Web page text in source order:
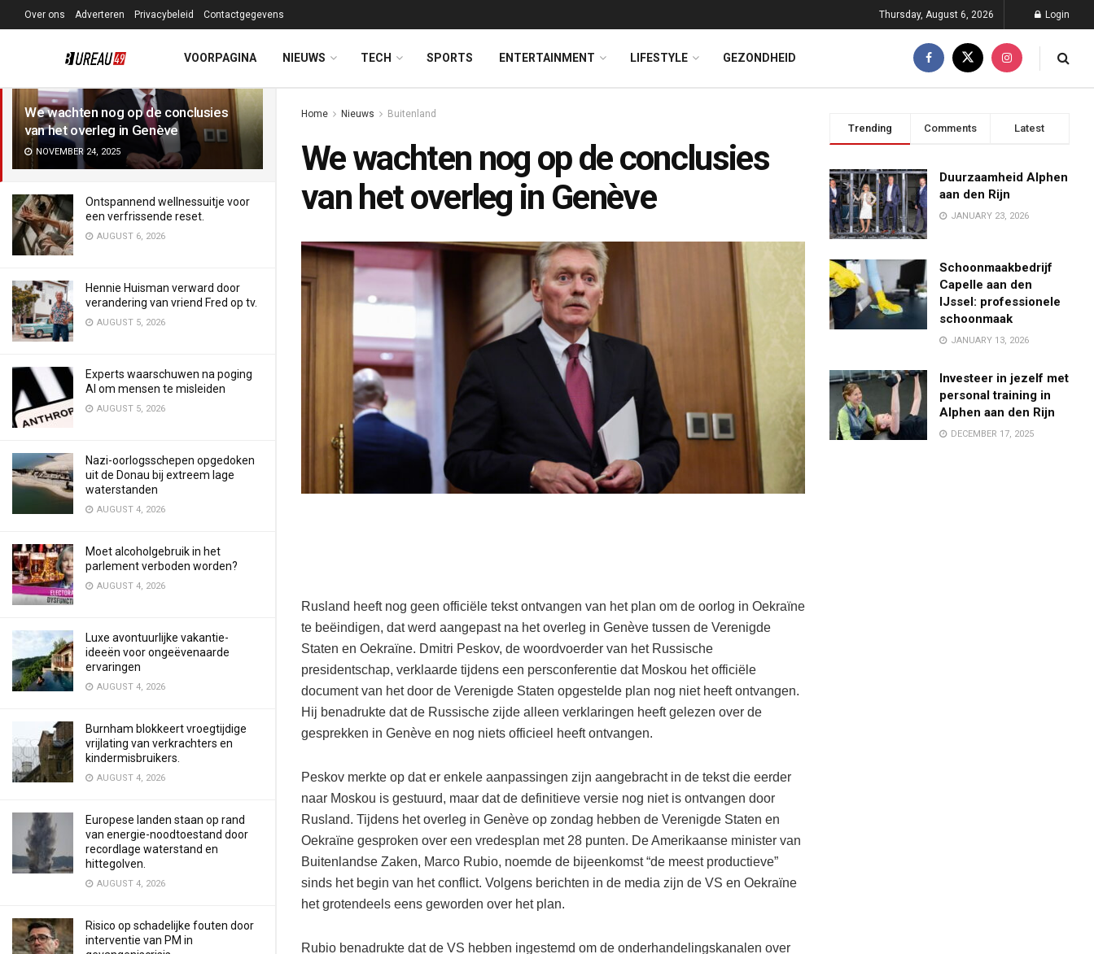
LATEST TRENDING Filter
We wachten nog op de conclusies
van het overleg in Genève
NOVEMBER 24, 2025
Ontspannend wellnessuitje voor
een verfrissende reset.
AUGUST 6, 2026
Hennie Huisman verward door
verandering van vriend Fred op tv.
AUGUST 5, 2026
Experts waarschuwen na poging
AI om mensen te misleiden
AUGUST 5, 2026
Nazi-oorlogsschepen opgedoken
uit de Donau bij extreem lage
waterstanden
AUGUST 4, 2026
Moet alcoholgebruik in het
parlement verboden worden?
AUGUST 4, 2026
Luxe avontuurlijke vakantie-
ideeën voor ongeëvenaarde
ervaringen
AUGUST 4, 2026
Burnham blokkeert vroegtijdige
vrijlating van verkrachters en
kindermisbruikers.
AUGUST 4, 2026
Europese landen staan op rand
van energie-noodtoestand door
recordlage waterstand en
hittegolven.
AUGUST 4, 2026
Risico op schadelijke fouten door
interventie van PM in
Over ons Adverteren Privacybeleid Contactgegevens Thursday, August 6, 2026 Login
VOORPAGINA NIEUWS TECH SPORTS ENTERTAINMENT LIFESTYLE GEZONDHEID
Home Nieuws Buitenland
We wachten nog op de conclusies
van het overleg in Genève
Rusland heeft nog geen officiële tekst ontvangen van het plan om de oorlog in Oekraïne
te beëindigen, dat werd aangepast na het overleg in Genève tussen de Verenigde
Staten en Oekraïne. Dmitri Peskov, de woordvoerder van het Russische
presidentschap, verklaarde tijdens een persconferentie dat Moskou het officiële
document van het door de Verenigde Staten opgestelde plan nog niet heeft ontvangen.
Hij benadrukte dat de Russische zijde alleen verklaringen heeft gelezen over de
gesprekken in Genève en nog niets officieel heeft ontvangen.
Peskov merkte op dat er enkele aanpassingen zijn aangebracht in de tekst die eerder
naar Moskou is gestuurd, maar dat de definitieve versie nog niet is ontvangen door
Rusland. Tijdens het overleg in Genève op zondag hebben de Verenigde Staten en
Oekraïne gesproken over een vredesplan met 28 punten. De Amerikaanse minister van
Buitenlandse Zaken, Marco Rubio, noemde de bijeenkomst “de meest productieve”
sinds het begin van het conflict. Volgens berichten in de media zijn de VS en Oekraïne
het grotendeels eens geworden over het plan.
Rubio benadrukte dat de VS hebben ingestemd om de onderhandelingskanalen over
Trending Comments Latest
Duurzaamheid Alphen
aan den Rijn
JANUARY 23, 2026
Schoonmaakbedrijf
Capelle aan den
IJssel: professionele
schoonmaak
JANUARY 13, 2026
Investeer in jezelf met
personal training in
Alphen aan den Rijn
DECEMBER 17, 2025